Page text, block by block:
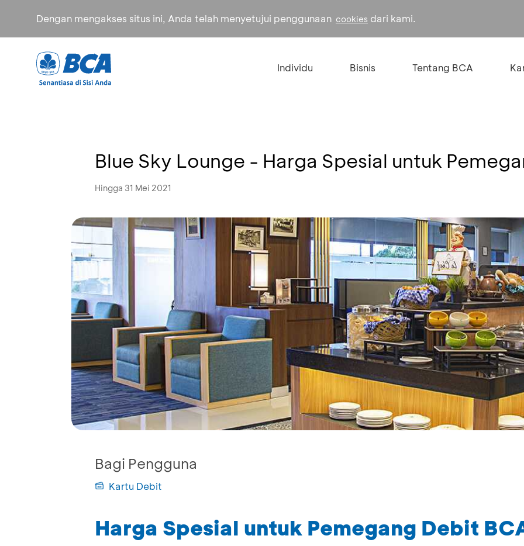
Dengan mengakses situs ini, Anda telah menyetujui penggunaan cookies dari kami.
Individu Bisnis Tentang BCA
Blue Sky Lounge - Harga Spesial untuk
Hingga 31 Mei 2021
Bagi Pengguna
Kartu Debit
Harga Spesial untuk Pemegang Debit